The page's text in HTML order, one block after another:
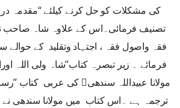
کی مشکلات کو حل کرنے کیلئے “مقدمہ در
تصنیف فرمائی۔اس کے علاوہ شاہ
فقہ واصول فقہ ، اجتہاد وتقلید کے
فرمائے ۔ زیر تبصرہ کتاب’’شاہ ولی اللہ
مولانا عبیداللہ سندھی﷫ کی عربی کتاب
ترجمہ ہے ۔اس کتاب میں مولانا سندھی نے